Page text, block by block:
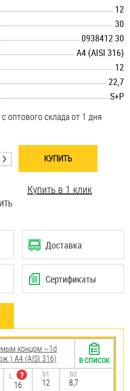
12
30
0938412 30
A4 (AISI 316)
12
22,7
S+P
оптового склада от 1 дня
КУПИТЬ
Купить в 1 клик
Доставка
Сертификаты
концом ~1d
A4 (AISI 316)
L
?
16
b1
12
b2
8,7
В СПИСОК